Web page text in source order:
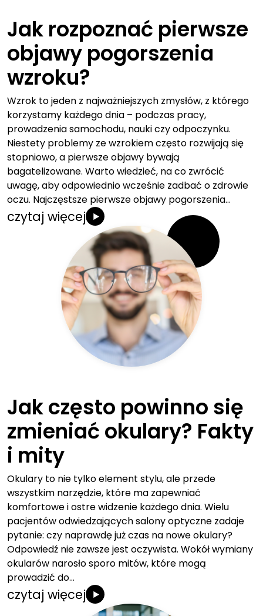
Jak rozpoznać pierwsze
objawy pogorszenia
wzroku?
Wzrok to jeden z najważniejszych zmysłów, z którego
korzystamy każdego dnia – podczas pracy,
prowadzenia samochodu, nauki czy odpoczynku.
Niestety problemy ze wzrokiem często rozwijają się
stopniowo, a pierwsze objawy bywają
bagatelizowane. Warto wiedzieć, na co zwrócić
uwagę, aby odpowiednio wcześnie zadbać o zdrowie
oczu. Najczęstsze pierwsze objawy pogorszenia…
czytaj więcej
Jak często powinno się
zmieniać okulary? Fakty
i mity
Okulary to nie tylko element stylu, ale przede
wszystkim narzędzie, które ma zapewniać
komfortowe i ostre widzenie każdego dnia. Wielu
pacjentów odwiedzających salony optyczne zadaje
pytanie: czy naprawdę już czas na nowe okulary?
Odpowiedź nie zawsze jest oczywista. Wokół wymiany
okularów narosło sporo mitów, które mogą
prowadzić do…
czytaj więcej